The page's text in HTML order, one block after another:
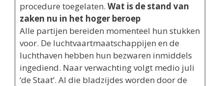
procedure toegelaten. Wat is de stand van
zaken nu in het hoger beroep
Alle partijen bereiden momenteel hun stukken
voor. De luchtvaartmaatschappijen en de
luchthaven hebben hun bezwaren inmiddels
ingediend. Naar verwachting volgt medio juli
‘de Staat’. Al die bladzijdes worden door de